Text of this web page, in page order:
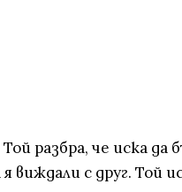
разбра, че иска да
с друг. Той